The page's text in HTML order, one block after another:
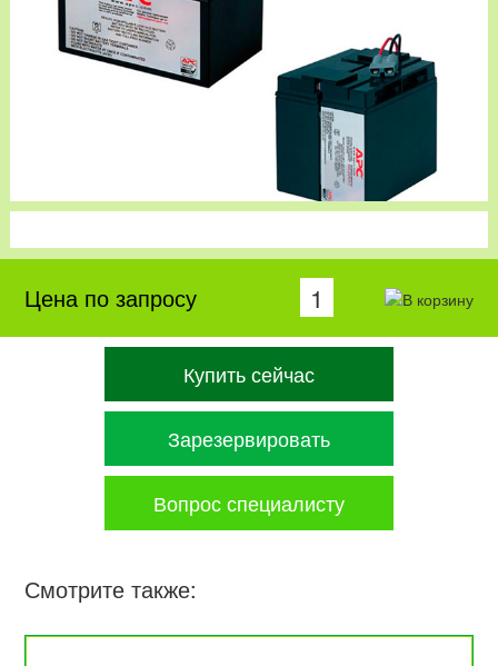
Цена по запросу
Купить сейчас
Зарезервировать
Вопрос специалисту
Смотрите также: